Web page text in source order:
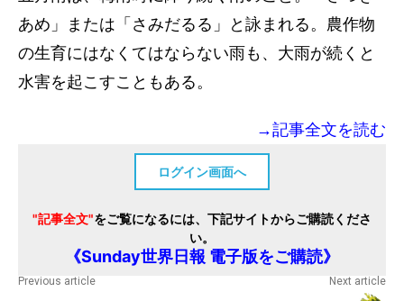
あめ」または「さみだるる」と詠まれる。農作物
の生育にはなくてはならない雨も、大雨が続くと
水害を起こすこともある。
→記事全文を読む
ログイン画面へ
"記事全文"をご覧になるには、下記サイトからご購読くださ
い。
《Sunday世界日報 電子版をご購読》
Previous article Next article